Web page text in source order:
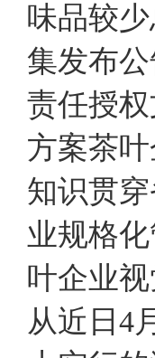
味品较
集发布
责任授
方案茶
知识贯
业规格
叶企业
从近日4